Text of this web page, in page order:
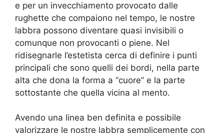
e per un invecchiamento provocato dalle
rughette che compaiono nel tempo, le nostre
labbra possono diventare quasi invisibili o
comunque non provocanti o piene. Nel
ridisegnarle l’estetista cerca di definire i punti
principali che sono quelli dei bordi, nella parte
alta che dona la forma a “cuore” e la parte
sottostante che quella vicina al mento.
Avendo una linea ben definita e possibile
valorizzare le nostre labbra semplicemente con